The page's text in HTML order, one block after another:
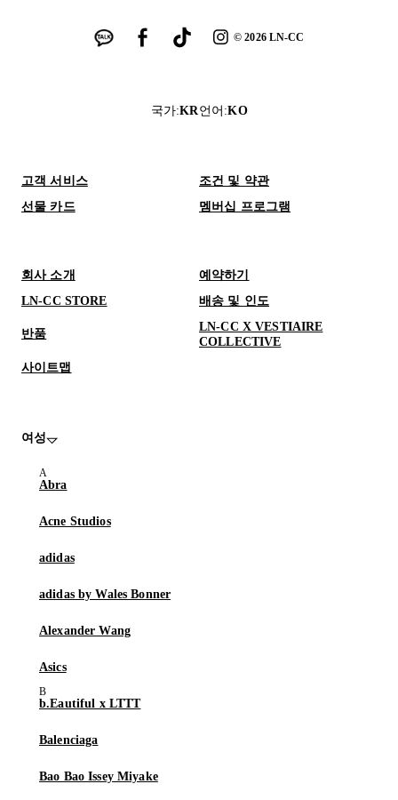
©2026LN-CC
국가:KR 언어 :KO
고객 서비스
조건 및 약관
선물 카드
멤버십 프로그램
회사 소개
예약하기
LN-CC STORE
배송 및 인도
반품
LN-CC X VESTIAIRE
COLLECTIVE
사이트맵
여성
Abra
Acne Studios
adidas
adidas by Wales Bonner
Alexander Wang
Asics
b.Eautiful x LTTT
Balenciaga
Bao Bao Issey Miyake